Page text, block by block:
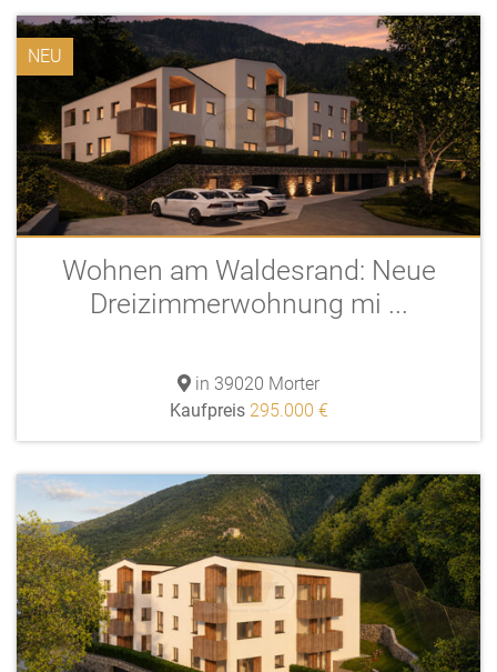
NEU
Wohnen am Waldesrand: Neue
Dreizimmerwohnung mi ...
in 39020 Morter
Kaufpreis 295.000 €